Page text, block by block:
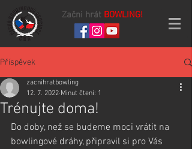
Začni hrát BOWLING!
Příspěvek
Trénujte doma!
zacnihratbowling
12. 7. 2022 Minut čtení: 1
Do doby, než se budeme moci vrátit na
bowlingové dráhy, připravil si pro Vás